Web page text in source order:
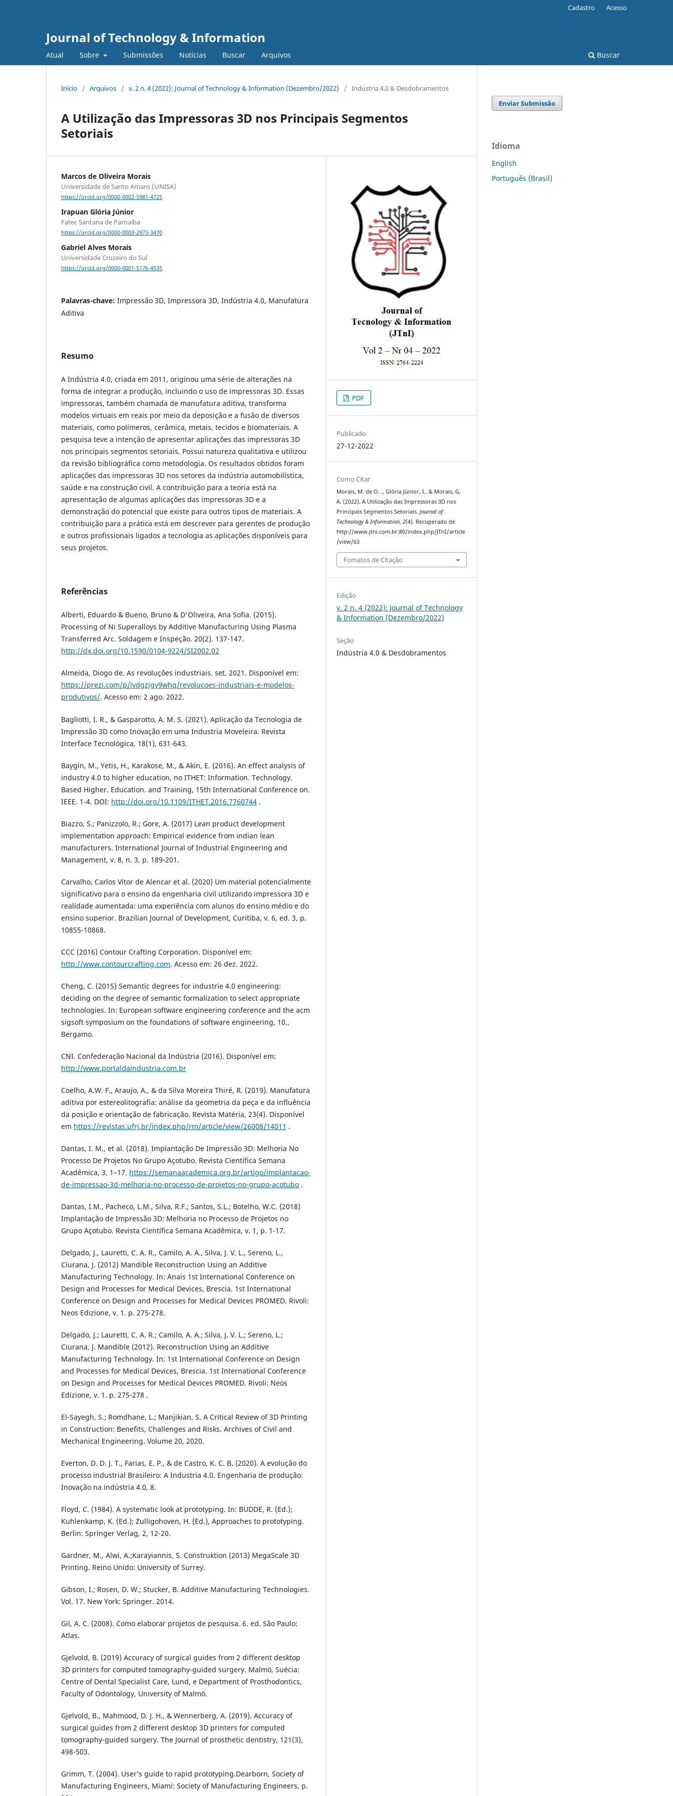
Journal of Technology & Information
Atual Sobre Submissões Notícias Buscar Arquivos Buscar
Cadastro Acesso
Início / Arquivos / v. 2 n. 4 (2022): Journal of Technology & Information (Dezembro/2022) / Indústria 4.0 & Desdobramentos
A Utilização das Impressoras 3D nos Principais Segmentos
Setoriais
Marcos de Oliveira Morais
Universidade de Santo Amaro (UNISA)
https://orcid.org/0000-0002-5981-4725
Irapuan Glória Júnior
Fatec Santana de Parnaíba
https://orcid.org/0000-0003-2973-3470
Gabriel Alves Morais
Universidade Cruzeiro do Sul
https://orcid.org/0000-0001-5176-4535
Palavras-chave: Impressão 3D, Impressora 3D, Indústria 4.0, Manufatura
Aditiva
Resumo
A Indústria 4.0, criada em 2011, originou uma série de alterações na
forma de integrar a produção, incluindo o uso de impressoras 3D. Essas
impressoras, também chamada de manufatura aditiva, transforma
modelos virtuais em reais por meio da deposição e a fusão de diversos
materiais, como polímeros, cerâmica, metais, tecidos e biomateriais. A
pesquisa teve a intenção de apresentar aplicações das impressoras 3D
nos principais segmentos setoriais. Possui natureza qualitativa e utilizou
da revisão bibliográfica como metodologia. Os resultados obtidos foram
aplicações das impressoras 3D nos setores da indústria automobilística,
saúde e na construção civil. A contribuição para a teoria está na
apresentação de algumas aplicações das impressoras 3D e a
demonstração do potencial que existe para outros tipos de materiais. A
contribuição para a prática está em descrever para gerentes de produção
e outros profissionais ligados a tecnologia as aplicações disponíveis para
seus projetos.
Referências
Alberti, Eduardo & Bueno, Bruno & D'Oliveira, Ana Sofia. (2015).
Processing of Ni Superalloys by Additive Manufacturing Using Plasma
Transferred Arc. Soldagem e Inspeção. 20(2). 137-147.
http://dx.doi.org/10.1590/0104-9224/SI2002.02
Almeida, Diogo de. As revoluções industriais. set. 2021. Disponível em:
https://prezi.com/p/lvdgzjgy9whq/revolucoes-industriais-e-modelos-
produtivos/. Acesso em: 2 ago. 2022.
Bagliotti, I. R., & Gasparotto, A. M. S. (2021). Aplicação da Tecnologia de
Impressão 3D como Inovação em uma Industria Moveleira. Revista
Interface Tecnológica, 18(1), 631-643.
Baygin, M., Yetis, H., Karakose, M., & Akin, E. (2016). An effect analysis of
industry 4.0 to higher education, no ITHET: Information. Technology.
Based Higher. Education. and Training, 15th International Conference on.
IEEE. 1-4. DOI: http://doi.org/10.1109/ITHET.2016.7760744 .
Biazzo, S.; Panizzolo, R.; Gore, A. (2017) Lean product development
implementation approach: Empirical evidence from indian lean
manufacturers. International Journal of Industrial Engineering and
Management, v. 8, n. 3, p. 189-201.
Carvalho, Carlos Vitor de Alencar et al. (2020) Um material potencialmente
significativo para o ensino da engenharia civil utilizando impressora 3D e
realidade aumentada: uma experiência com alunos do ensino médio e do
ensino superior. Brazilian Journal of Development, Curitiba, v. 6, ed. 3, p.
10855-10868.
CCC (2016) Contour Crafting Corporation. Disponível em:
http://www.contourcrafting.com. Acesso em: 26 dez. 2022.
Cheng, C. (2015) Semantic degrees for industrie 4.0 engineering:
deciding on the degree of semantic formalization to select appropriate
technologies. In: European software engineering conference and the acm
sigsoft symposium on the foundations of software engineering, 10.,
Bergamo.
CNI. Confederação Nacional da Indústria (2016). Disponível em:
http://www.portaldaindustria.com.br
Coelho, A.W. F., Araujo, A., & da Silva Moreira Thiré, R. (2019). Manufatura
aditiva por estereolitografia: análise da geometria da peça e da influência
da posição e orientação de fabricação. Revista Matéria, 23(4). Disponível
em https://revistas.ufrj.br/index.php/rm/article/view/26008/14011 .
Dantas, I. M., et al. (2018). Implantação De Impressão 3D: Melhoria No
Processo De Projetos No Grupo Açotubo. Revista Científica Semana
Acadêmica, 3, 1–17. https://semanaacademica.org.br/artigo/implantacao-
de-impressao-3d-melhoria-no-processo-de-projetos-no-grupo-acotubo .
Dantas, I.M., Pacheco, L.M., Silva, R.F.; Santos, S.L.; Botelho, W.C. (2018)
Implantação de Impressão 3D: Melhoria no Processo de Projetos no
Grupo Açotubo. Revista Científica Semana Acadêmica, v. 1, p. 1-17.
Delgado, J., Lauretti, C. A. R., Camilo, A. A., Silva, J. V. L., Sereno, L.,
Ciurana, J. (2012) Mandible Reconstruction Using an Additive
Manufacturing Technology. In: Anais 1st International Conference on
Design and Processes for Medical Devices, Brescia. 1st International
Conference on Design and Processes for Medical Devices PROMED. Rivoli:
Neos Edizione, v. 1. p. 275-278.
Delgado, J.; Lauretti, C. A. R.; Camilo, A. A.; Silva, J. V. L.; Sereno, L.;
Ciurana, J. Mandible (2012). Reconstruction Using an Additive
Manufacturing Technology. In: 1st International Conference on Design
and Processes for Medical Devices, Brescia. 1st International Conference
on Design and Processes for Medical Devices PROMED. Rivoli: Neos
Edizione, v. 1. p. 275-278 .
El-Sayegh, S.; Romdhane, L.; Manjikian, S. A Critical Review of 3D Printing
in Construction: Benefits, Challenges and Risks. Archives of Civil and
Mechanical Engineering. Volume 20, 2020.
Everton, D. D. J. T., Farias, E. P., & de Castro, K. C. B. (2020). A evolução do
processo industrial Brasileiro: A Industria 4.0. Engenharia de produção:
Inovação na indústria 4.0, 8.
Floyd, C. (1984). A systematic look at prototyping. In: BUDDE, R. (Ed.);
Kuhlenkamp, K. (Ed.); Zulligohoven, H. (Ed.), Approaches to prototyping.
Berlin: Springer Verlag, 2, 12-20.
Gardner, M., Alwi, A.;Karayiannis, S. Construktion (2013) MegaScale 3D
Printing. Reino Unido: University of Surrey.
Gibson, I.; Rosen, D. W.; Stucker, B. Additive Manufacturing Technologies.
Vol. 17. New York: Springer. 2014.
Gil, A. C. (2008). Como elaborar projetos de pesquisa. 6. ed. São Paulo:
Atlas.
Gjelvold, B. (2019) Accuracy of surgical guides from 2 different desktop
3D printers for computed tomography-guided surgery. Malmö, Suécia:
Centre of Dental Specialist Care, Lund, e Department of Prosthodontics,
Faculty of Odontology, University of Malmö.
Gjelvold, B., Mahmood, D. J. H., & Wennerberg, A. (2019). Accuracy of
surgical guides from 2 different desktop 3D printers for computed
tomography-guided surgery. The Journal of prosthetic dentistry, 121(3),
498-503.
Grimm, T. (2004). User’s guide to rapid prototyping.Dearborn, Society of
Manufacturing Engineers, Miami: Society of Manufacturing Engineers, p.
PDF
Publicado
27-12-2022
Como Citar
Morais, M. de O. ., Glória Júnior, I., & Morais, G.
A. (2022). A Utilização das Impressoras 3D nos
Principais Segmentos Setoriais.Journal of
Technology & Information,2(4). Recuperado de
http://www.jtni.com.br:80/index.php/JTnI/article
/view/63
Fomatos de Citação
Edição
v. 2 n. 4 (2022): Journal of Technology
& Information (Dezembro/2022)
Seção
Indústria 4.0 & Desdobramentos
Enviar Submissão
Idioma
English
Português (Brasil)